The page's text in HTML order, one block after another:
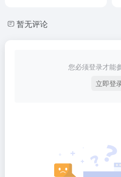
暂无评论
您必须登录才能
立即登